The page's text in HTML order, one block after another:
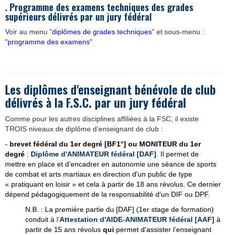
. Programme des examens techniques des grades
supérieurs délivrés par un jury fédéral
Voir au menu "diplômes de grades techniques" et sous-menu :
"programme des examens"
Les diplômes d'enseignant bénévole de club
délivrés à la F.S.C. par un jury fédéral
Comme pour les autres disciplines affiliées à la FSC, il existe
TROIS niveaux de diplôme d'enseignant de club :
- brevet fédéral du 1er degré [BF1°] ou MONITEUR du 1er
degré : Diplôme d'ANIMATEUR fédéral [DAF]
Il permet de
mettre en place et d’encadrer en autonomie une séance de sports
de combat et arts martiaux en direction d'un public de type
« pratiquant en loisir » et cela à partir de 18 ans révolus. Ce dernier
dépend pédagogiquement de la responsabilité d’un DIF ou DPF.
N.B. : La première partie du [DAF] (1er stage de formation)
conduit à l'Attestation d'AIDE-ANIMATEUR fédéral [AAF] à
partir de 15 ans révolus qui permet d'assister l’enseignant